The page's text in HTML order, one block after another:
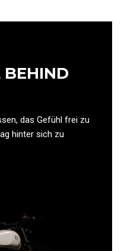
BEHIND
das Gefühl frei zu
hinter sich zu